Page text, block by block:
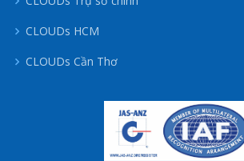
CLOUDs HCM
CLOUDs Cần Thơ